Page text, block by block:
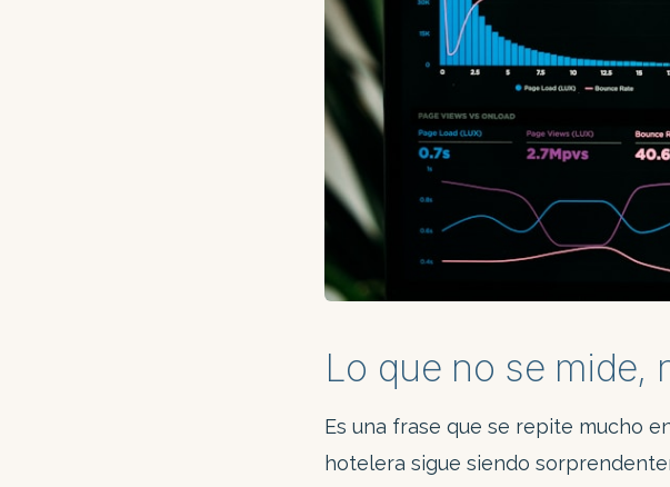
Lo que no se mide,
Es una frase que se repite mucho
hotelera sigue siendo